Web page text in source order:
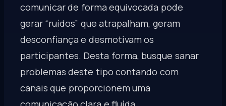
comunicar de forma equivocada pode
gerar “ruídos” que atrapalham, geram
desconfiança e desmotivam os
participantes. Desta forma, busque sanar
problemas deste tipo contando com
canais que proporcionem uma